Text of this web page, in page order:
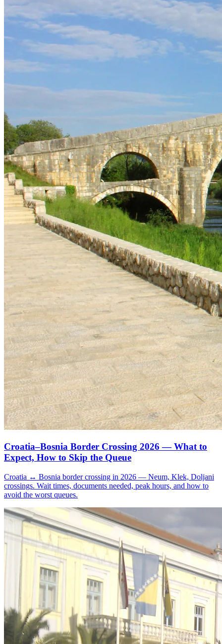
Croatia–Bosnia Border Crossing 2026 — What to
Expect, How to Skip the Queue
Croatia ↔ Bosnia border crossing in 2026 — Neum, Klek, Doljani
crossings. Wait times, documents needed, peak hours, and how to
avoid the worst queues.